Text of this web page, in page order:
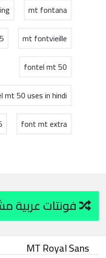
mt fontana
mt fontvieille
fontel mt 50
mt 50 uses in hindi
font mt extra
MT Royal Sans